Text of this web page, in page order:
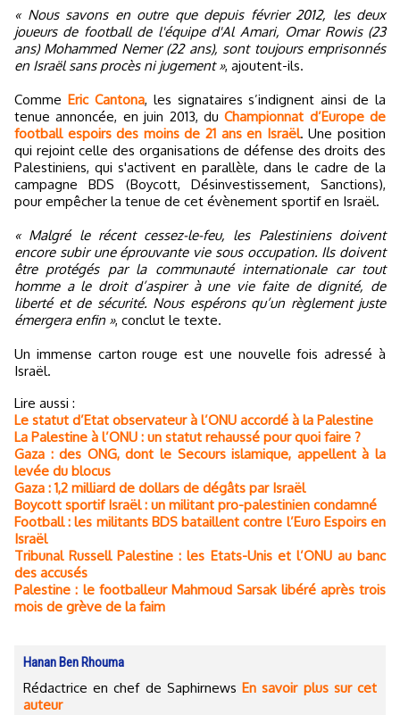
« Nous savons en outre que depuis février 2012, les deux
joueurs de football de l'équipe d'Al Amari, Omar Rowis (23
ans) Mohammed Nemer (22 ans), sont toujours emprisonnés
en Israël sans procès ni jugement », ajoutent-ils.
Comme Eric Cantona, les signataires s’indignent ainsi de la
tenue annoncée, en juin 2013, duChampionnat d’Europe de
football espoirs des moins de 21 ans en Israël. Une position
qui rejoint celle des organisations de défense des droits des
Palestiniens, qui s'activent en parallèle, dans le cadre de la
campagne BDS (Boycott, Désinvestissement, Sanctions),
pour empêcher la tenue de cet évènement sportif en Israël.
« Malgré le récent cessez-le-feu, les Palestiniens doivent
encore subir une éprouvante vie sous occupation. Ils doivent
être protégés par la communauté internationale car tout
homme a le droit d’aspirer à une vie faite de dignité, de
liberté et de sécurité. Nous espérons qu’un règlement juste
émergera enfin », conclut le texte.
Un immense carton rouge est une nouvelle fois adressé à
Israël.
Lire aussi :
Le statut d’Etat observateur à l’ONU accordé à la Palestine
La Palestine à l’ONU : un statut rehaussé pour quoi faire ?
Gaza : des ONG, dont le Secours islamique, appellent à la
levée du blocus
Gaza : 1,2 milliard de dollars de dégâts par Israël
Boycott sportif Israël : un militant pro-palestinien condamné
Football : les militants BDS bataillent contre l’Euro Espoirs en
Israël
Tribunal Russell Palestine : les Etats-Unis et l’ONU au banc
des accusés
Palestine : le footballeur Mahmoud Sarsak libéré après trois
mois de grève de la faim
Hanan Ben Rhouma
Rédactrice en chef de Saphirnews En savoir plus sur cet
auteur